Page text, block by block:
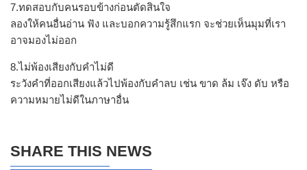
7.ทดสอบกับคนรอบข้างก่อนตัดสินใจ
ลองให้คนอื่นอ่าน ฟัง และบอกความรู้สึกแรก จะช่วยเห็นมุมที่เรา
อาจมองไม่ออก
8.ไม่พ้องเสียงกับคำไม่ดี
ระวังคำที่ออกเสียงแล้วไปพ้องกับคำลบ เช่น ขาด ล้ม เจ๊ง ดับ หรือ
ความหมายไม่ดีในภาษาอื่น
SHARE THIS NEWS